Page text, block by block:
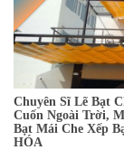
Chuyên Sĩ Lẽ Bạt
Cuốn Ngoài Trời,
Bạt Mái Che Xếp
HÓA